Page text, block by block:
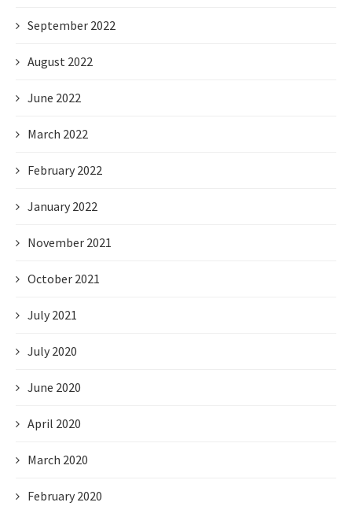
September 2022
August 2022
June 2022
March 2022
February 2022
January 2022
November 2021
October 2021
July 2021
July 2020
June 2020
April 2020
March 2020
February 2020